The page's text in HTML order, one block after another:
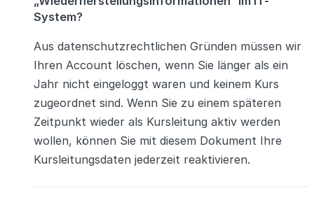
System?
Aus datenschutzrechtlichen Gründen müssen wir
Ihren Account löschen, wenn Sie länger als ein
Jahr nicht eingeloggt waren und keinem Kurs
zugeordnet sind. Wenn Sie zu einem späteren
Zeitpunkt wieder als Kursleitung aktiv werden
wollen, können Sie mit diesem Dokument Ihre
Kursleitungsdaten jederzeit reaktivieren.